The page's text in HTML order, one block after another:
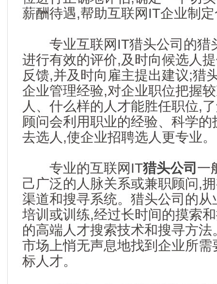
薪酬待遇,帮助互联网IT企业制
专业互联网IT猎头公司的猎
进行有效的评价,及时向候选人
反馈,并及时向雇主提出建议;猎
企业管理经验,对企业职位把握
人、什么样的人才能胜任职位,
顾问会利用职业的经验、科学
去选人,使企业招聘选人更专业。
专业的互联网IT猎头公司 一
己广泛的人脉关系或兼职顾问,
渠道和搜寻系统。猎头公司的
培训或训练,经过长时间的摸索
的高端人才搜索技术和搜寻方
市场上悄无声息地找到企业所
标人才。